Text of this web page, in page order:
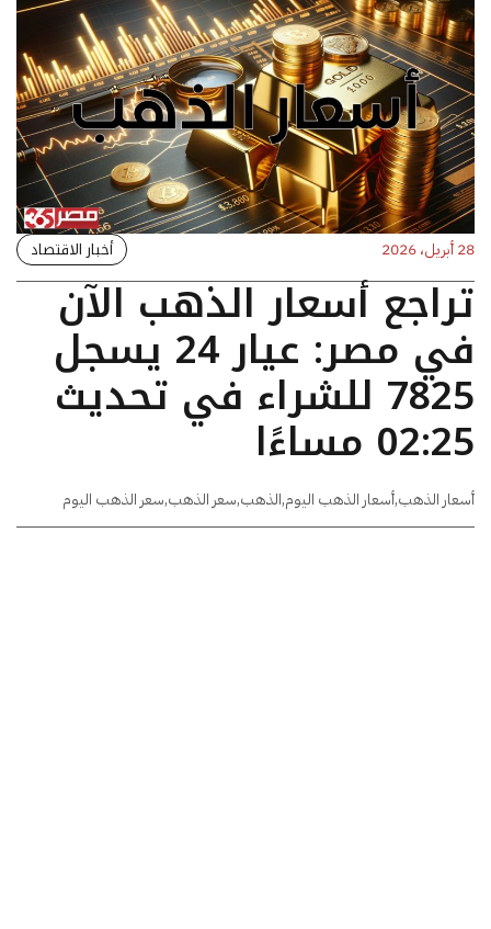
28 أبريل، 2026 أخبار الاقتصاد
تراجع أسعار الذهب الآن
في مصر: عيار 24 يسجل
7825 للشراء في تحديث
02:25 مساءًا
أسعار الذهب,أسعار الذهب اليوم,الذهب,سعر الذهب,سعر الذهب اليوم